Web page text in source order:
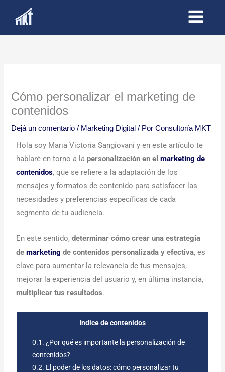
Cómo personalizar el marketing de
contenidos
Dejá un comentario / Marketing Digital / PorConsultoría MKT
Hola soy Maria Victoria Sangiovani y en este artículo te
hablaré en torno a lapersonalización en elmarketing de
contenidos, que se refiere a la adaptación de los
mensajes y formatos de contenido para satisfacer las
necesidades y preferencias específicas de cada
segmento de tu audiencia.
En este sentido, determinar cómo crear una estrategia
demarketing de contenidos personalizada y efectiva, es
clave para aumentar la relevancia de tus mensajes,
mejorar la experiencia del usuario y, en última instancia,
multiplicar tus resultados.
Indice de contenidos
0.1. ¿Por qué es importante la personalización de
contenidos?
0.2. El poder de los datos: cómo personalizar tu